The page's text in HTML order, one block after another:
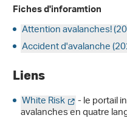
Fiches d'inforamtion
Attention avalanches!
Accident d'avalanche
Liens
White Risk - le portail
avalanches en quatre